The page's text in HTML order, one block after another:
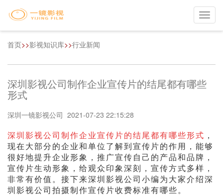
首页>>影视知识库>>行业新闻
深圳影视公司制作企业宣传片的结尾都有哪些
形式
深圳一镜影视公司 2021-07-23 22:15:28
深圳影视公司制作企业宣传片的结尾都有哪些形式 ，
现在大部分的企业和单位了解到宣传片的作用，能够
很好地提升企业形象，推广宣传自己的产品和品牌，
宣传片生动形象，给观众印象深刻，宣传方式多样，
非常有价值。接下来深圳影视公司小编为大家介绍深
圳影视公司拍摄制作宣传片收费标准有哪些。